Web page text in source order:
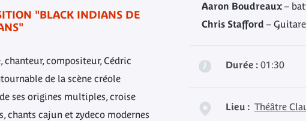
"BLACK INDIANS DE
compositeur, Cédric
de la scène créole
ses origines multiples, croise
chants cajun et zydeco modernes
Aaron Boudreaux –
Chris Stafford –
Durée : 01:30
Lieu : Théâtre